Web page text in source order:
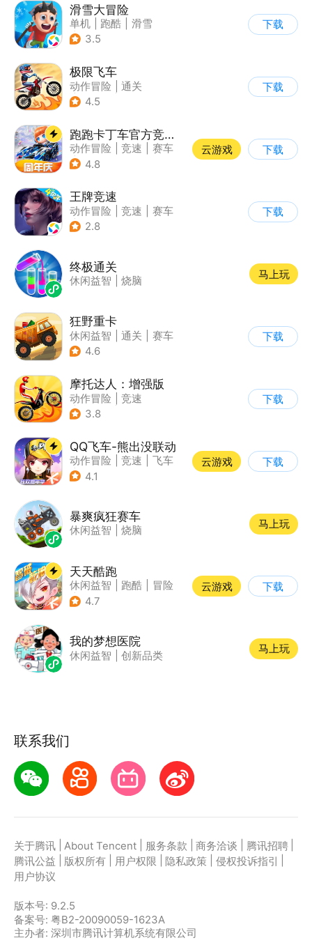
滑雪大冒险
单机 跑酷
滑雪
| 游道易
3.5
下载
极限飞车
动作冒险
通关
| 摩托车
4.5
下载
跑跑卡丁车官方竞速版
动作冒险 竞速
赛车
| 跑跑卡丁车
4.8
云游戏 下载
王牌竞速
动作冒险 竞速
赛车
| 漂移
2.8
下载
终极通关
休闲益智 烧脑
马上玩
狂野重卡
休闲益智 通关
赛车
4.6
下载
摩托达人：增强版
动作冒险
竞速
| 摩托车
3.8
下载
QQ飞车-熊出没联动
动作冒险 竞速
飞车
| 漂移
4.1
云游戏 下载
暴爽疯狂赛车
休闲益智 烧脑
马上玩
天天酷跑
休闲益智 跑酷
冒险
| 萌系
4.7
云游戏 下载
我的梦想医院
休闲益智 创新品类
马上玩
联系我们
关于腾讯 About Tencent 服务条款 商务洽谈 腾讯招聘
腾讯公益
版权所有 用户权限 隐私政策 侵权投诉指引
用户协议
版本号: 9.2.5
备案号: 粤B2-20090059-1623A
主办者: 深圳市腾讯计算机系统有限公司